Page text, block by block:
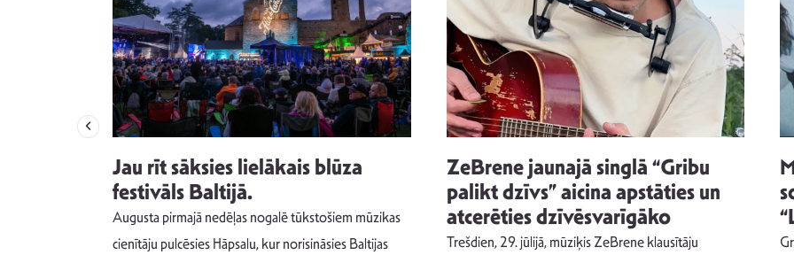
Jau rīt sāksies lielākais blūza
festivāls Baltijā.
Augusta pirmajā nedēļas nogalē tūkstošiem mūzikas
cienītāju pulcēsies Hāpsalu, kur norisināsies Baltijas
ZeBrene jaunajā singlā “Gribu
palikt dzīvs” aicina apstāties un
atcerēties dzīvēsvarīgāko
Trešdien, 29. jūlijā, mūziķis ZeBrene klausītāju